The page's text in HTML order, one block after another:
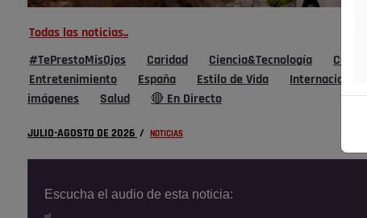
Todas las noticias..
#TePrestoMisOjos Caridad Ciencia&Tecnología Cultura
Entretenimiento
España Estilo de Vida Internacional
imágenes
Salud 🔴 En Directo
JULIO-AGOSTO DE 2026 / NOTICIAS
Escucha el audio de esta noticia: